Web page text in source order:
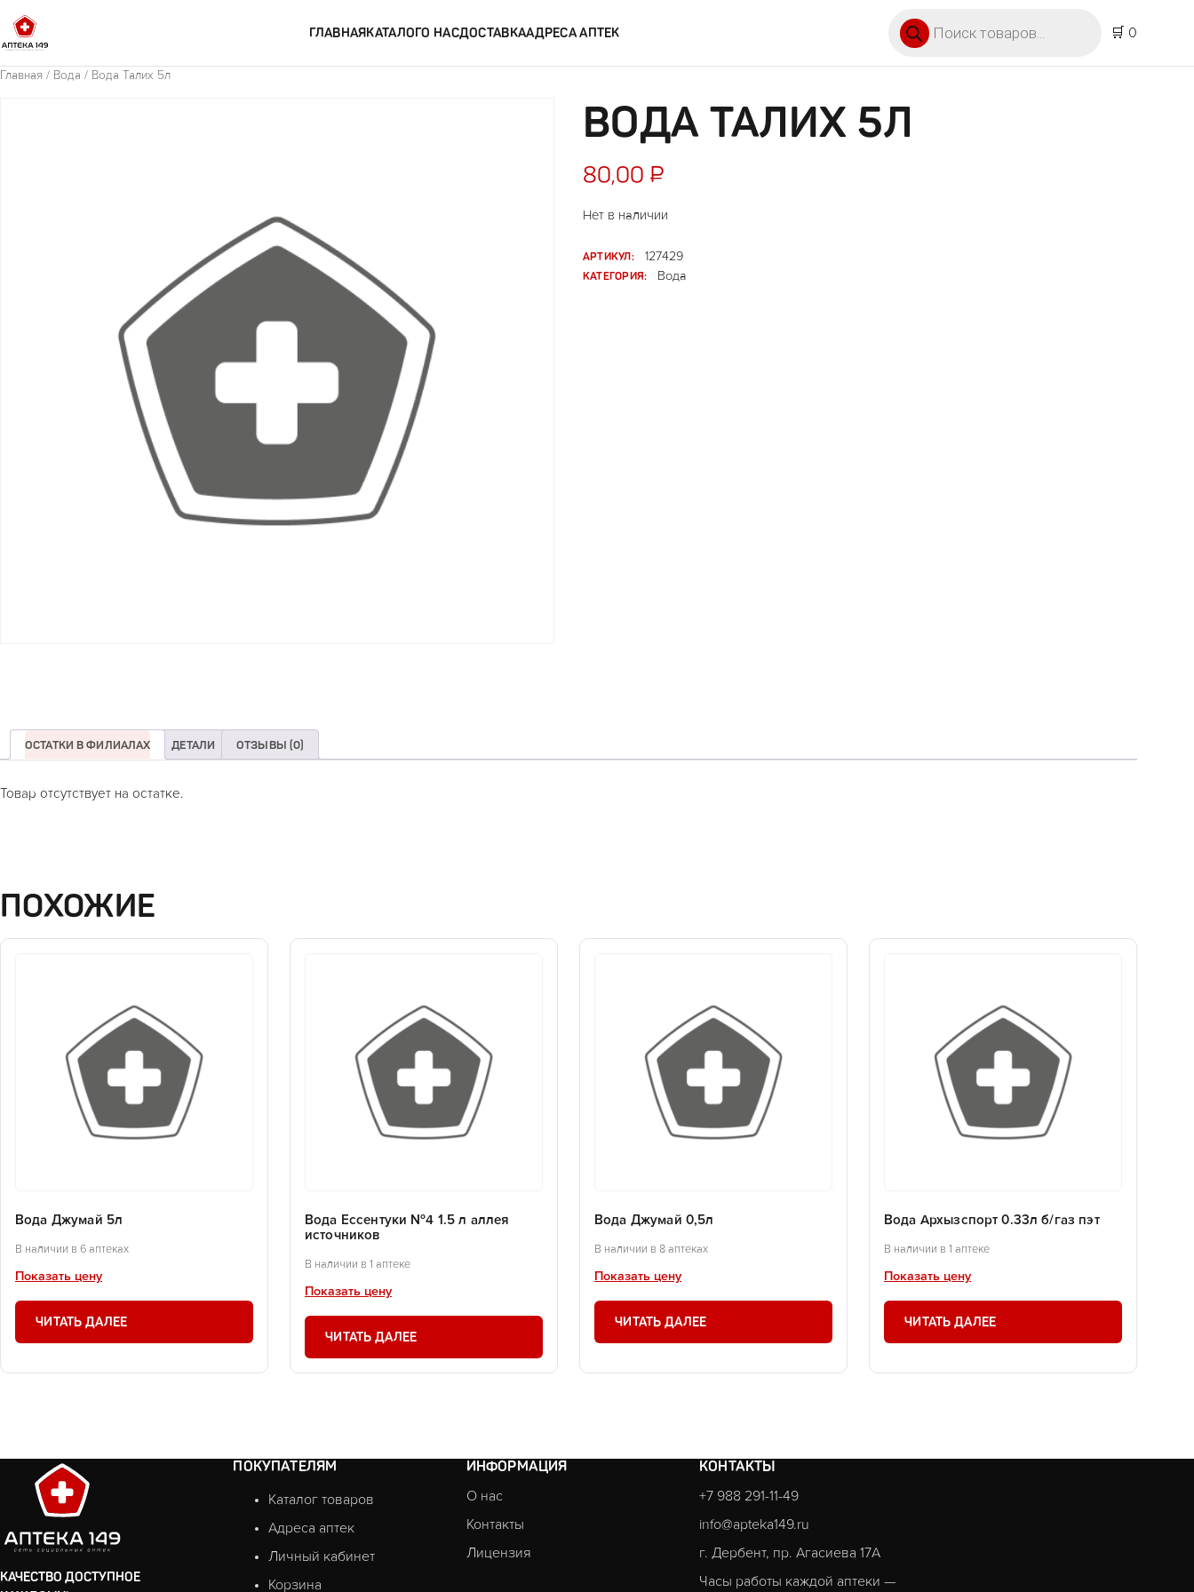
ГЛАВНАЯКАТАЛОГО НАСДОСТАВКААДРЕСА АПТЕК
🛒 0
Главная / Вода / Вода Талих 5л
ВОДА ТАЛИХ 5Л
80,00 ₽
Нет в наличии
АРТИКУЛ:
127429
КАТЕГОРИЯ:
Вода
ОСТАТКИ В ФИЛИАЛАХ ДЕТАЛИ ОТЗЫВЫ (0)
Товар отсутствует на остатке.
ПОХОЖИЕ
Вода Джумай 5л
В наличии в 6 аптеках
Показать цену
ЧИТАТЬ ДАЛЕЕ
Вода Ессентуки №4 1.5 л аллея
источников
В наличии в 1 аптеке
Показать цену
ЧИТАТЬ ДАЛЕЕ
Вода Джумай 0,5л
В наличии в 8 аптеках
Показать цену
ЧИТАТЬ ДАЛЕЕ
Вода Архызспорт 0.33л б/газ пэт
В наличии в 1 аптеке
Показать цену
ЧИТАТЬ ДАЛЕЕ
КАЧЕСТВО ДОСТУПНОЕ
ПОКУПАТЕЛЯМ
Каталог товаров
Адреса аптек
Личный кабинет
Корзина
ИНФОРМАЦИЯ
О нас
Контакты
Лицензия
КОНТАКТЫ
+7 988 291-11-49
info@apteka149.ru
г. Дербент, пр. Агасиева 17А
Часы работы каждой аптеки —